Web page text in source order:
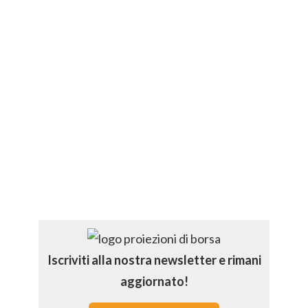
Iscriviti alla nostra newsletter e rimani
aggiornato!